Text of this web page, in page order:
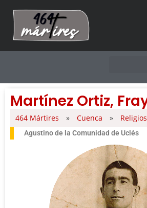
Martínez Ortiz,
464 Mártires » Cuenca »
Agustino de la Comunidad de Uclés